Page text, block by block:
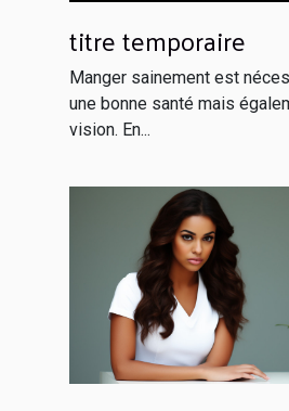
titre temporaire
Manger sainement est
une bonne santé mais
vision. En...